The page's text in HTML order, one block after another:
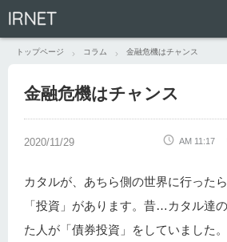
IRNET
トップページ コラム 金融危機はチャンス
金融危機はチャンス
AM 11:17
カタルが、あちら側の世界に行った
「投資」があります。昔…カタル達
た人が「債券投資」をしていました。